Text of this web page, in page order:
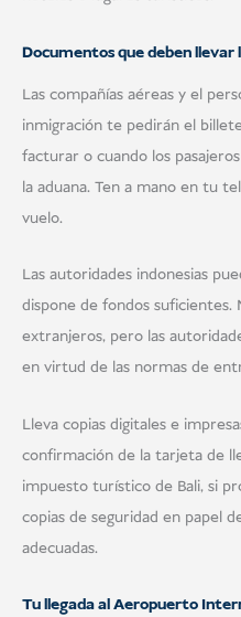
Documentos que deben
Las compañías aéreas y el
inmigración te pedirán el
facturar o cuando los
la aduana. Ten a mano en tu
vuelo.
Las autoridades indonesias
dispone de fondos suficientes.
extranjeros, pero las
en virtud de las normas de
Lleva copias digitales e
confirmación de la tarjeta de
impuesto turístico de Bali, si
copias de seguridad en papel
adecuadas.
Tu llegada al Aeropuerto